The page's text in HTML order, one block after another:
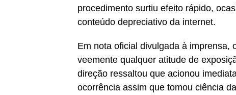
procedimento surtiu efeito rápido,
conteúdo depreciativo da internet.
Em nota oficial divulgada à imprensa,
veemente qualquer atitude de
direção ressaltou que acionou
ocorrência assim que tomou ciência